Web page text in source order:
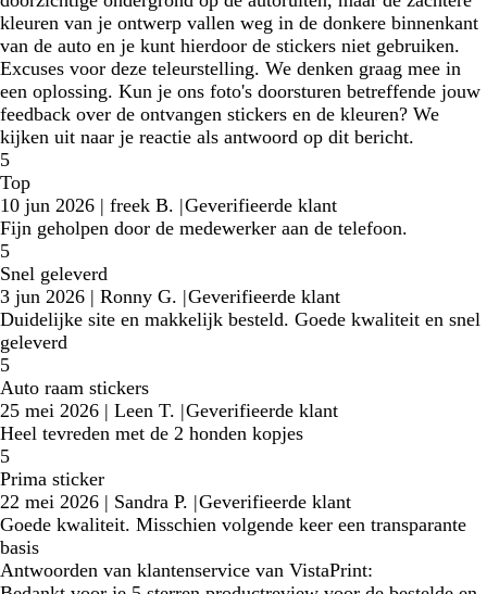
kleuren van je ontwerp vallen weg in de donkere binnenkant
van de auto en je kunt hierdoor de stickers niet gebruiken.
Excuses voor deze teleurstelling. We denken graag mee in
een oplossing. Kun je ons foto's doorsturen betreffende jouw
feedback over de ontvangen stickers en de kleuren? We
kijken uit naar je reactie als antwoord op dit bericht.
5
Top
10 jun 2026 | freek B. |Geverifieerde klant
Fijn geholpen door de medewerker aan de telefoon.
5
Snel geleverd
3 jun 2026 | Ronny G. |Geverifieerde klant
Duidelijke site en makkelijk besteld. Goede kwaliteit en snel
geleverd
5
Auto raam stickers
25 mei 2026 | Leen T. |Geverifieerde klant
Heel tevreden met de 2 honden kopjes
5
Prima sticker
22 mei 2026 | Sandra P. |Geverifieerde klant
Goede kwaliteit. Misschien volgende keer een transparante
basis
Antwoorden van klantenservice van VistaPrint: